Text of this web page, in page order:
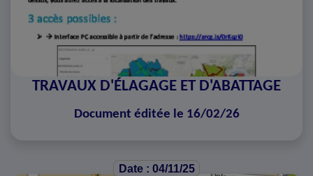
TRAVAUX D'ÉLAGAGE ET D'ABATTAGE
Document éditée le 16/02/26
Date : 04/11/25